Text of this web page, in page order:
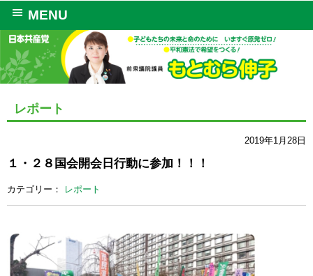
MENU
レポート
2019年1月28日
１・２８国会開会日行動に参加！！！
カテゴリー： レポート